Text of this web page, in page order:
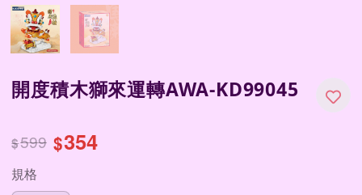
開度積木獅來運轉AWA-KD99045
$599 $354
規格